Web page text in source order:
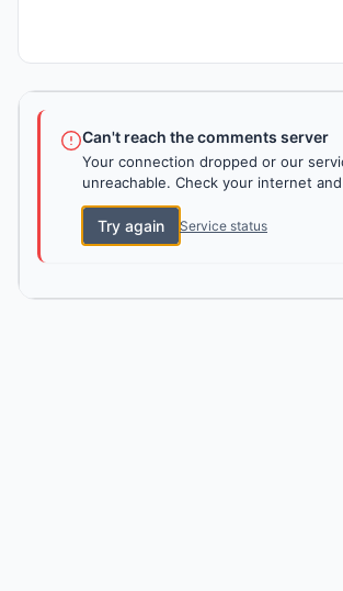
Can't reach the comments server
Your connection dropped or our
unreachable. Check your internet
Try again Service status